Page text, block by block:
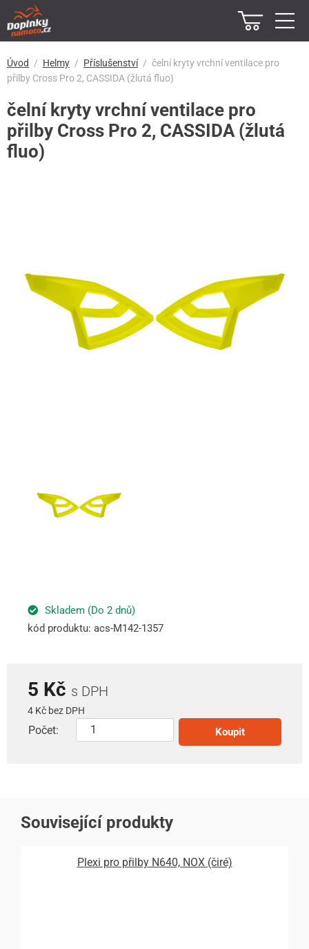
Úvod Helmy Příslušenství
čelní kryty vrchní ventilace pro
přilby Cross Pro 2, CASSIDA (žlutá fluo)
čelní kryty vrchní ventilace pro
přilby Cross Pro 2, CASSIDA (žlutá
fluo)
Skladem (Do 2 dnů)
kód produktu: acs-M142-1357
5 Kč s DPH
4 Kč bez DPH
Počet: Koupit
Související produkty
Plexi pro přilby N640, NOX (čiré)